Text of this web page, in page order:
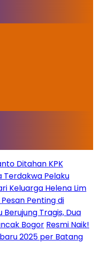
Ditahan KPK
Terdakwa Pelaku
Keluarga Helena Lim
Penting di
Berujung Tragis, Dua
Bogor Resmi Naik!
2025 per Batang